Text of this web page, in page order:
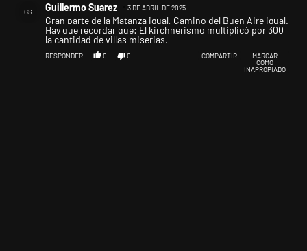
GS Guillermo Suarez 3 DE ABRIL DE 2025
Gran parte de la Matanza igual, Camino del Buen Aire igual.
Hay que recordar que: El kirchnerismo multiplicó por 300
la cantidad de villas miserias.
RESPONDER 0 0 COMPARTIR
MARCAR
COMO
INAPROPIADO